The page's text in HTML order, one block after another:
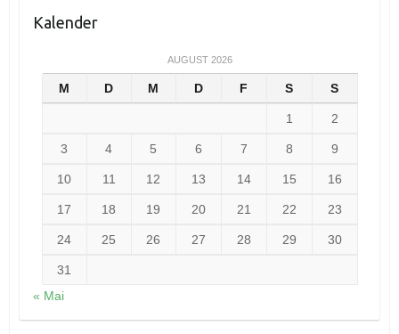
Kalender
AUGUST 2026
M D M D F S S
1 2
3 4 5 6 7 8 9
10 11 12 13 14 15 16
17 18 19 20 21 22 23
24 25 26 27 28 29 30
31
« Mai